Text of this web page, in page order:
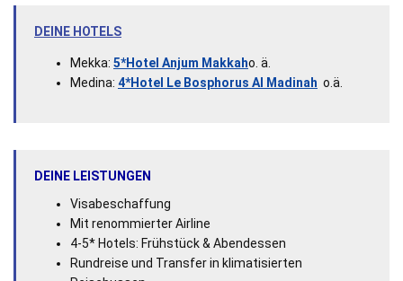
DEINE HOTELS
Mekka: 5*Hotel Anjum Makkaho. ä.
Medina: 4*Hotel Le Bosphorus Al Madinah o.ä.
DEINE LEISTUNGEN
Visabeschaffung
Mit renommierter Airline
4-5* Hotels: Frühstück & Abendessen
Rundreise und Transfer in klimatisierten